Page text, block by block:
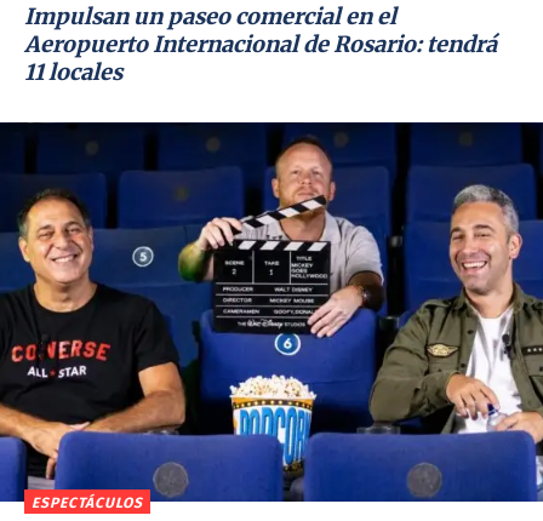
Impulsan un paseo comercial en el
Aeropuerto Internacional de Rosario: tendrá
11 locales
ESPECTÁCULOS